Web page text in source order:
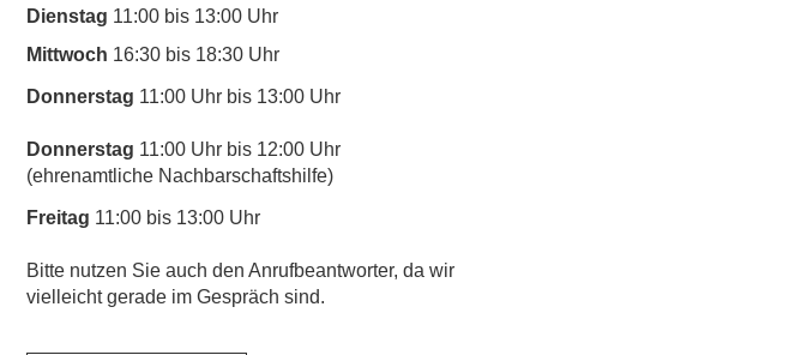
Dienstag 11:00 bis 13:00 Uhr
Mittwoch 16:30 bis 18:30 Uhr
Donnerstag 11:00 Uhr bis 13:00 Uhr
Donnerstag 11:00 Uhr bis 12:00 Uhr
(ehrenamtliche Nachbarschaftshilfe)
Freitag 11:00 bis 13:00 Uhr
​Bitte nutzen Sie auch den Anrufbeantworter, da wir
vielleicht gerade im Gespräch sind.